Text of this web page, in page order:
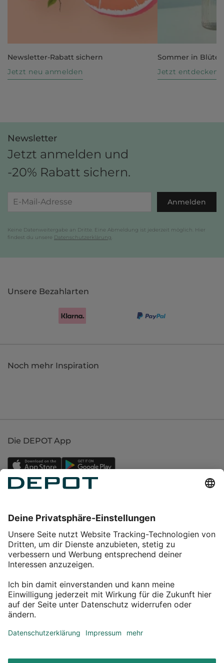
Newsletter-Rabatt sichern
Jetzt neu anmelden
Sommer in Blüte
Jetzt entdecken
Newsletter
Jetzt anmelden und
-20% Rabatt sichern.
Anmelden
Keine Datenweitergabe an Dritte. Eine Abmeldung ist jederzeit möglich. Hier
findest du unsere Datenschutzerklärung
Unsere Bezahlarten
Noch mehr Inspiration
Die DEPOT App
Service
Über DEPOT
Kontakt